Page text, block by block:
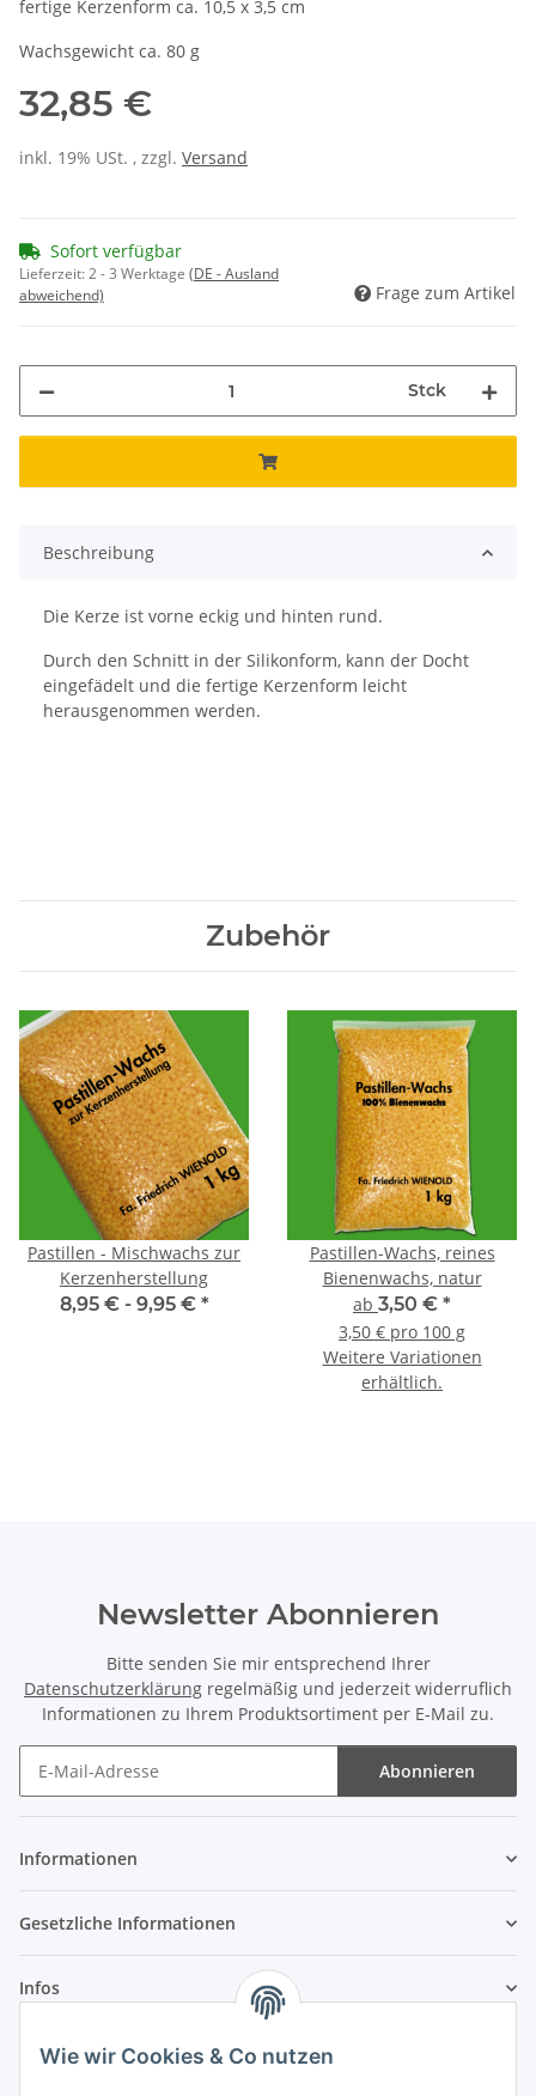
Wie wir Cookies & Co nutzen
fertige Kerzenform ca. 10,5 x 3,5 cm
Wachsgewicht ca. 80 g
32,85 €
inkl. 19% USt. , zzgl. Versand
Sofort verfügbar
Lieferzeit:2 - 3 Werktage (DE - Ausland
abweichend)
Frage zum Artikel
Stck
Beschreibung
Die Kerze ist vorne eckig und hinten rund.
Durch den Schnitt in der Silikonform, kann der Docht
eingefädelt und die fertige Kerzenform leicht
herausgenommen werden.
Zubehör
Pastillen - Mischwachs zur
Kerzenherstellung
8,95 € - 9,95 € *
Pastillen-Wachs, reines
Bienenwachs, natur
ab 3,50 € *
3,50 € pro 100 g
Weitere Variationen
erhältlich.
Newsletter Abonnieren
Bitte senden Sie mir entsprechend Ihrer
Datenschutzerklärung regelmäßig und jederzeit widerruflich
Informationen zu Ihrem Produktsortiment per E-Mail zu.
Abonnieren
Informationen
Gesetzliche Informationen
Infos
Laden - Öffnungszeiten: